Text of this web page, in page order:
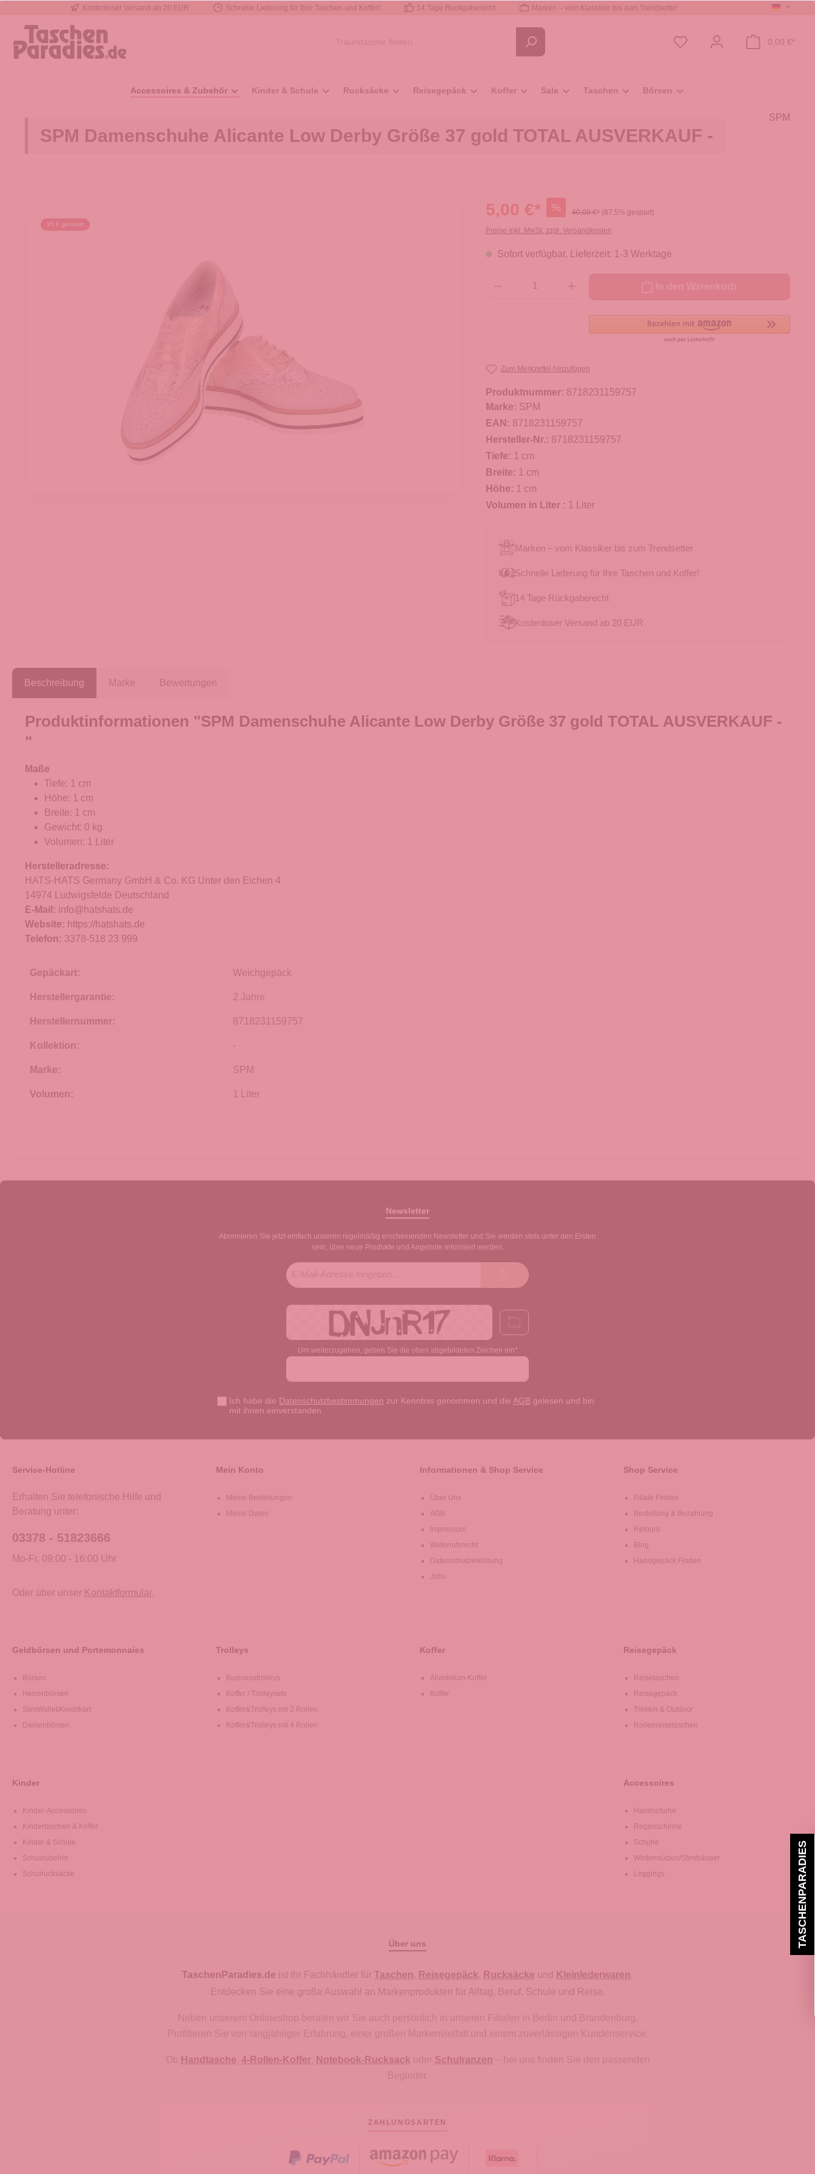
Zur Hauptnavigation springen
Kostenloser Versand ab 20 EUR Schnelle Lieferung für Ihre Taschen und Koffer! 14 Tage Rückgaberecht Marken – vom Klassiker bis zum Trendsetter
0,00 €*
Accessoires & Zubehör Kinder & Schule Rucksäcke Reisegepäck Koffer Sale Taschen Börsen
SPM Damenschuhe Alicante Low Derby Größe 37 gold TOTAL AUSVERKAUF -
SPM
35 € gespart
5,00 €* % 40,00 €* (87.5% gespart)
Preise inkl. MwSt. zzgl. Versandkosten
Sofort verfügbar, Lieferzeit: 1-3 Werktage
Zum Merkzettel hinzufügen
Produktnummer: 8718231159757
Marke: SPM
EAN: 8718231159757
Hersteller-Nr.: 8718231159757
Tiefe: 1 cm
Breite: 1 cm
Höhe: 1 cm
Volumen in Liter : 1 Liter
Marken – vom Klassiker bis zum Trendsetter
Schnelle Lieferung für Ihre Taschen und Koffer!
14 Tage Rückgaberecht
Kostenloser Versand ab 20 EUR
Beschreibung Marke Bewertungen
Produktinformationen "SPM Damenschuhe Alicante Low Derby Größe 37 gold TOTAL AUSVERKAUF -
"
Maße
Tiefe: 1 cm
Höhe: 1 cm
Breite: 1 cm
Gewicht: 0 kg
Volumen: 1 Liter
Herstelleradresse:
HATS-HATS Germany GmbH & Co. KG Unter den Eichen 4
14974 Ludwigsfelde Deutschland
E-Mail: info@hatshats.de
Website: https://hatshats.de
Telefon: 3378-518 23 999
Gepäckart: Weichgepäck
Herstellergarantie: 2 Jahre
Herstellernummer: 8718231159757
Kollektion: -
Marke: SPM
Volumen: 1 Liter
Newsletter
Abonnieren Sie jetzt einfach unseren regelmäßig erscheinenden Newsletter und Sie werden stets unter den Ersten
sein, über neue Produkte und Angebote informiert werden.
Adresse*
Um weiterzugehen, geben Sie die oben abgebildeten Zeichen ein*
Ich habe die Datenschutzbestimmungen zur Kenntnis genommen und die AGB gelesen und bin
mit ihnen einverstanden.
Service-Hotline
Erhalten Sie telefonische Hilfe und
Beratung unter:
03378 - 51823666
Mo-Fr, 09:00 - 16:00 Uhr
Oder über unser Kontaktformular.
Mein Konto
Meine Bestellungen
Meine Daten
Informationen & Shop Service
Über Uns
AGB
Impressum
Widerrufsrecht
Datenschutzerklärung
Jobs
Shop Service
Filiale Finden
Bestellung & Bezahlung
Retoure
Blog
Handgepäck Finden
Geldbörsen und Portemonnaies
Börsen
Herrenbörsen
SlimWallet/Kreditkart
Damenbörsen
Trolleys
Businesstrolleys
Koffer / Trolleysets
Koffer&Trolleys mit 2 Rollen
Koffer&Trolleys mit 4 Rollen
Koffer
Aluminium-Koffer
Koffer
Reisegepäck
Reisetaschen
Reisegepäck
Trekkin & Outdoor
Rollenreisetaschen
Kinder
Kinder-Accessoires
Kindertaschen & Koffer
Kinder & Schule
Schulzubehör
Schulrucksäcke
Accessoires
Handschuhe
Regenschirme
Schuhe
Wintermützen/Stirnbänder
Leggings
Über uns
TaschenParadies.de ist Ihr Fachhändler für Taschen, Reisegepäck, Rucksäcke und Kleinlederwaren.
Entdecken Sie eine große Auswahl an Markenprodukten für Alltag, Beruf, Schule und Reise.
Neben unserem Onlineshop beraten wir Sie auch persönlich in unseren Filialen in Berlin und Brandenburg.
Profitieren Sie von langjähriger Erfahrung, einer großen Markenvielfalt und einem zuverlässigen Kundenservice.
Ob Handtasche, 4-Rollen-Koffer, Notebook-Rucksack oder Schulranzen – bei uns finden Sie den passenden
Begleiter.
ZAHLUNGSARTEN
TASCHENPARADIES